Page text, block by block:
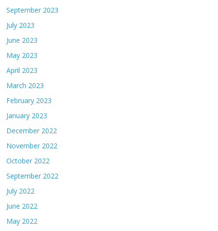
September 2023
July 2023
June 2023
May 2023
April 2023
March 2023
February 2023
January 2023
December 2022
November 2022
October 2022
September 2022
July 2022
June 2022
May 2022